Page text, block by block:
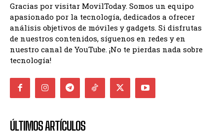
Gracias por visitar MovilToday. Somos un equipo
apasionado por la tecnología, dedicados a ofrecer
análisis objetivos de móviles y gadgets. Si disfrutas
de nuestros contenidos, síguenos en redes y en
nuestro canal de YouTube. ¡No te pierdas nada sobre
tecnología!
ÚLTIMOS ARTÍCULOS